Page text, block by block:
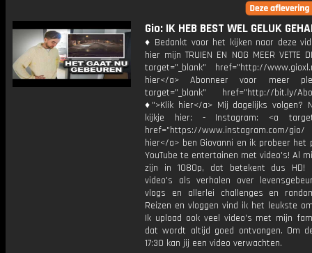
Gio: IK HEB BEST WEL GELUK
♦ Bedankt voor het kijken naar deze
hier mijn TRUIEN EN NOG MEER VETTE
target="_blank" href="http://
hier</a> Abonneer voor meer
target="_blank" href="http://bit.ly/
♦">Klik hier</a> Mij dagelijks volgen?
kijkje hier: - Instagram: <a
href="https://www.instagram.com/
hier</a> ben Giovanni en ik probeer het
YouTube te entertainen met video's! Al
zijn in 1080p, dat betekent dus HD!
video's als verhalen over
vlogs en allerlei challenges en
Reizen en vloggen vind ik het leukste
Ik upload ook veel video's met mijn
dat wordt altijd goed ontvangen. Om
17:30 kan jij een video verwachten.